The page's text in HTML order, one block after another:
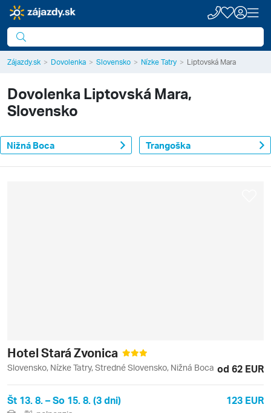
Zájazdy.sk Dovolenka Slovensko Nízke Tatry Liptovská Mara
Dovolenka Liptovská Mara,
Slovensko
Nižná Boca Trangoška
Hotel Stará Zvonica
Slovensko, Nízke Tatry, Stredné Slovensko, Nižná Boca od 62 EUR
Št 13. 8. – So 15. 8. (3 dni) 123 EUR